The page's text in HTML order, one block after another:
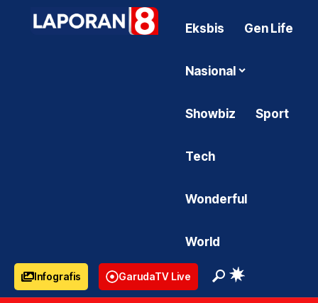
Eksbis Gen Life
Nasional
Showbiz Sport
Tech
Wonderful
World
Infografis GarudaTV Live